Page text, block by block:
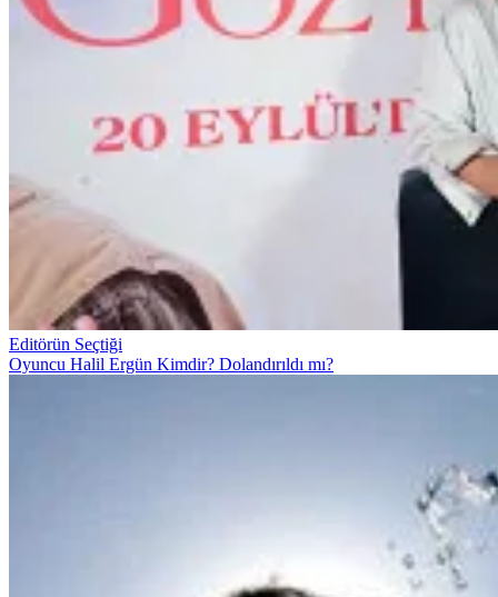
Editörün Seçtiği
Oyuncu Halil Ergün Kimdir? Dolandırıldı mı?